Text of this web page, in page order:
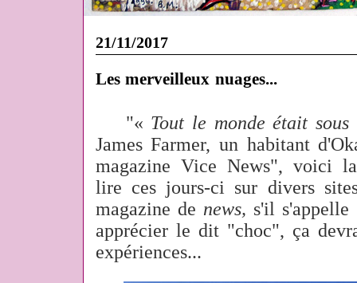
21/11/2017
Les merveilleux nuages...
"« Tout le monde était
James Farmer, un habitant
magazine Vice News", voici
lire ces jours-ci sur divers
magazine de news, s'il
apprécier le dit "choc", ça
expériences...